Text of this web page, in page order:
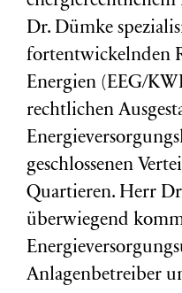
Dr. Dümke
fortentwickelnden
Energien (EEG/
rechtlichen
geschlossenen
Quartieren. Herr
überwiegend
Anlagenbetreiber